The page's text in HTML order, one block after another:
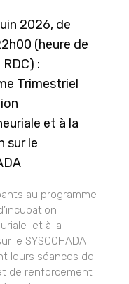
2026, de
(heure de
RDC) :
Trimestriel
et à la
sur le
au programme
et à la
le SYSCOHADA
leurs séances de
de renforcement